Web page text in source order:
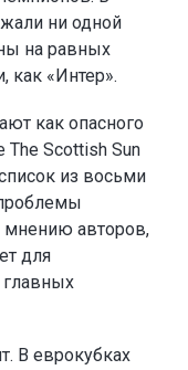
ни одной
на равных
как «Интер».
как опасного
The Scottish Sun
из восьми
мнению авторов,
для
В еврокубках